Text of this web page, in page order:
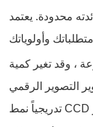
محدودة. يعتمد
، وقد تغير كمية
التصوير الرقمي